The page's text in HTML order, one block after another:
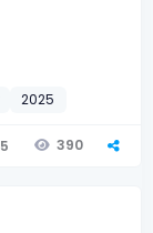
2025
5 390